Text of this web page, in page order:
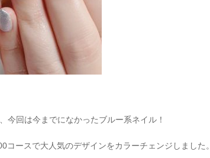
今回は今までになかったブルー系ネイル！
コースで大人気のデザインをカラーチェンジしました。